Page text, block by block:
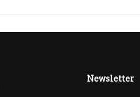
Newsletter